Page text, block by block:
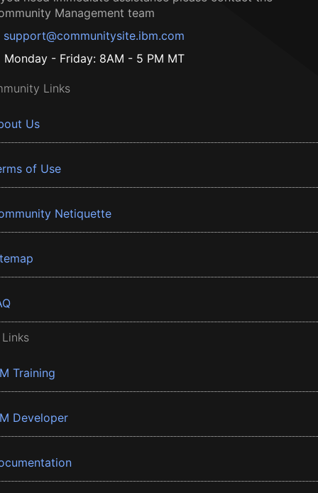
Management team
support@communitysite.ibm.com
Monday - Friday: 8AM - 5 PM MT
Links
Us
of Use
Netiquette
Training
Developer